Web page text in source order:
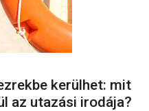
kerülhet: mit
az utazási irodája?